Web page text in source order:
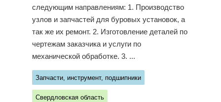
следующим направлениям: 1. Производство
узлов и запчастей для буровых установок, а
так же их ремонт. 2. Изготовление деталей по
чертежам заказчика и услуги по
механической обработке. 3. ...
Запчасти, инструмент, подшипники
Свердловская область